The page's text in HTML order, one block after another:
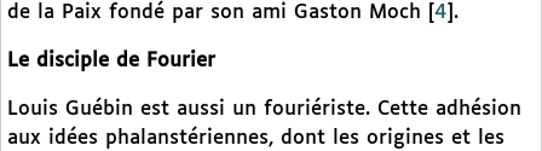
de la Paix fondé par son ami Gaston Moch
4 .
Le disciple de Fourier
Louis Guébin est aussi un fouriériste. Cette adhésion
aux idées phalanstériennes, dont les origines et les